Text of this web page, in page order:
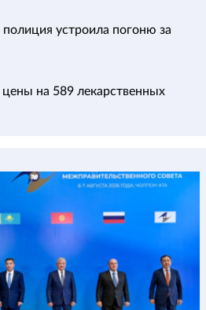
устроила погоню за
цены на 589 лекарственных